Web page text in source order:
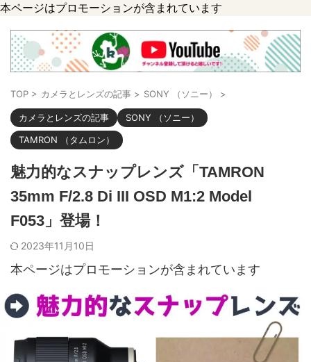
本ページはプロモーションが含まれています
TOP > カメラとレンズの記事 > SONY （ソニー） >
カメラとレンズの記事
SONY （ソニー）
TAMRON （タムロン）
魅力的なスナップレンズ「TAMRON
35mm F/2.8 Di III OSD M1:2 Model
F053」登場！
2023年11月10日
本ページはプロモーションが含まれています